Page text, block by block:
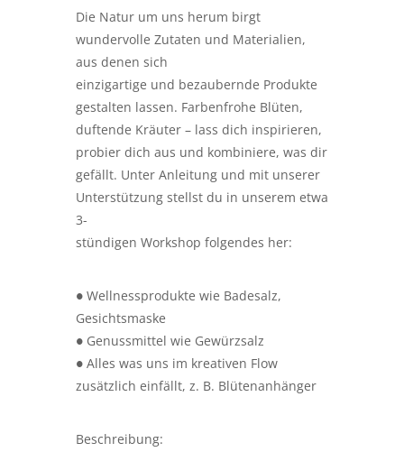
Die Natur um uns herum birgt
wundervolle Zutaten und Materialien,
aus denen sich
einzigartige und bezaubernde Produkte
gestalten lassen. Farbenfrohe Blüten,
duftende Kräuter – lass dich inspirieren,
probier dich aus und kombiniere, was dir
gefällt. Unter Anleitung und mit unserer
Unterstützung stellst du in unserem etwa
3-
stündigen Workshop folgendes her:
● Wellnessprodukte wie Badesalz,
Gesichtsmaske
● Genussmittel wie Gewürzsalz
● Alles was uns im kreativen Flow
zusätzlich einfällt, z. B. Blütenanhänger
Beschreibung: